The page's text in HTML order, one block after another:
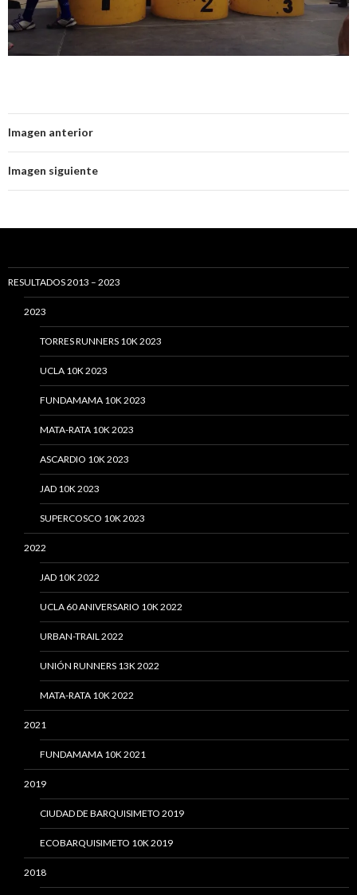
Imagen anterior
Imagen siguiente
RESULTADOS 2013 – 2023
2023
TORRES RUNNERS 10K 2023
UCLA 10K 2023
FUNDAMAMA 10K 2023
MATA-RATA 10K 2023
ASCARDIO 10K 2023
JAD 10K 2023
SUPERCOSCO 10K 2023
2022
JAD 10K 2022
UCLA 60 ANIVERSARIO 10K 2022
URBAN-TRAIL 2022
UNIÓN RUNNERS 13K 2022
MATA-RATA 10K 2022
2021
FUNDAMAMA 10K 2021
2019
CIUDAD DE BARQUISIMETO 2019
ECOBARQUISIMETO 10K 2019
2018